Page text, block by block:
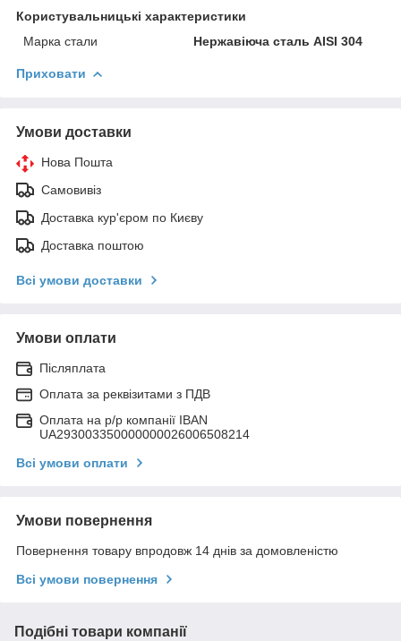
Користувальницькі характеристики
Марка стали
Нержавіюча сталь AISI 304
Приховати
Умови доставки
Нова Пошта
Самовивіз
Доставка кур'єром по Києву
Доставка поштою
Всі умови доставки
Умови оплати
Післяплата
Оплата за реквізитами з ПДВ
Оплата на р/р компанії IBAN
UA293003350000000026006508214
Всі умови оплати
Умови повернення
Повернення товару впродовж 14 днів за домовленістю
Всі умови повернення
Подібні товари компанії